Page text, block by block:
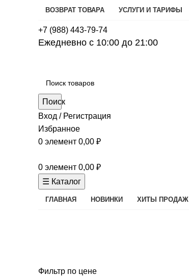
ВОЗВРАТ ТОВАРА УСЛУГИ И ТАРИФЫ
+7 (988) 443-79-74
Ежедневно с 10:00 до 21:00
Поиск
Вход / Регистрация
Избранное
0 элемент 0,00 ₽
0 элемент 0,00 ₽
☰ Каталог
ГЛАВНАЯ НОВИНКИ ХИТЫ ПРОДАЖ
Фильтр по цене